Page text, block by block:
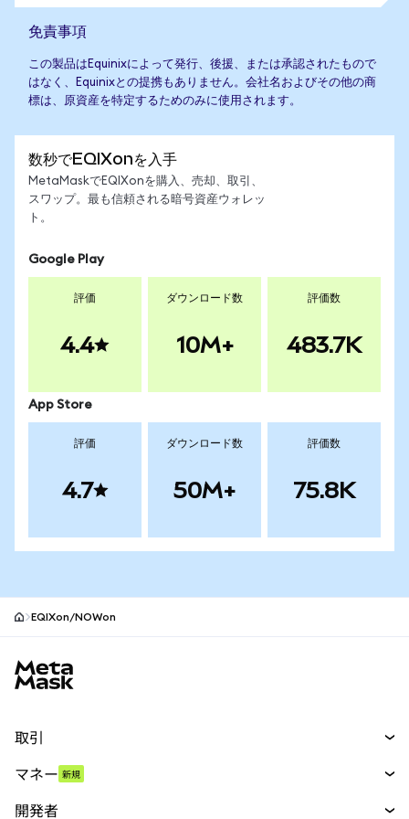
免責事項
この製品はEquinixによって発行、後援、または承認されたもので
はなく、Equinixとの提携もありません。会社名およびその他の商
標は、原資産を特定するためのみに使用されます。
数秒でEQIXonを入手
MetaMaskでEQIXonを購入、売却、取引、
スワップ。最も信頼される暗号資産ウォレッ
ト。
Google Play
評価
4.4
ダウンロード数
10M+
評価数
483.7K
App Store
評価
4.7
ダウンロード数
50M+
評価数
75.8K
EQIXon/NOWon
取引
マネー 新規
開発者